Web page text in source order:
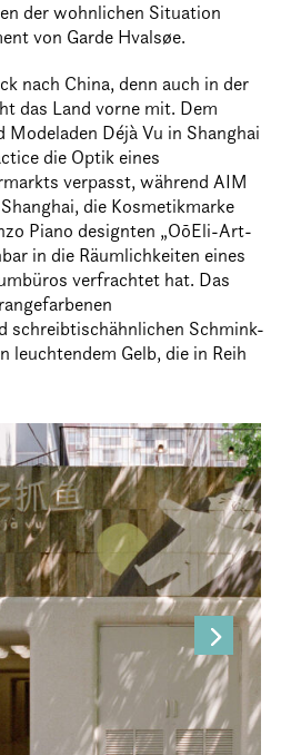
der wohnlichen Situation
von Garde Hvalsøe.
nach China, denn auch in der
das Land vorne mit. Dem
Déjà Vu in Shanghai
die Optik eines
verpasst, während AIM
die Kosmetikmarke
Piano designten „OōEli-Art-
in die Räumlichkeiten eines
verfrachtet hat. Das
schreibtischähnlichen Schmink-
leuchtendem Gelb, die in Reih